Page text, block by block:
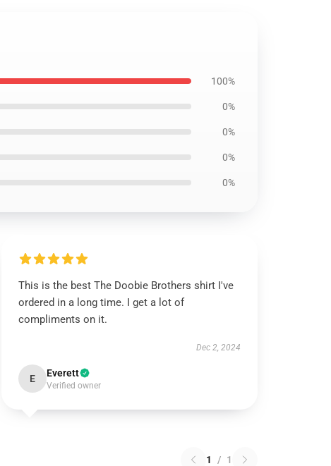
100%
0%
0%
0%
0%
This is the best The Doobie Brothers shirt I've
ordered in a long time. I get a lot of
compliments on it.
Dec 2, 2024
E Everett
Verified owner
1 / 1